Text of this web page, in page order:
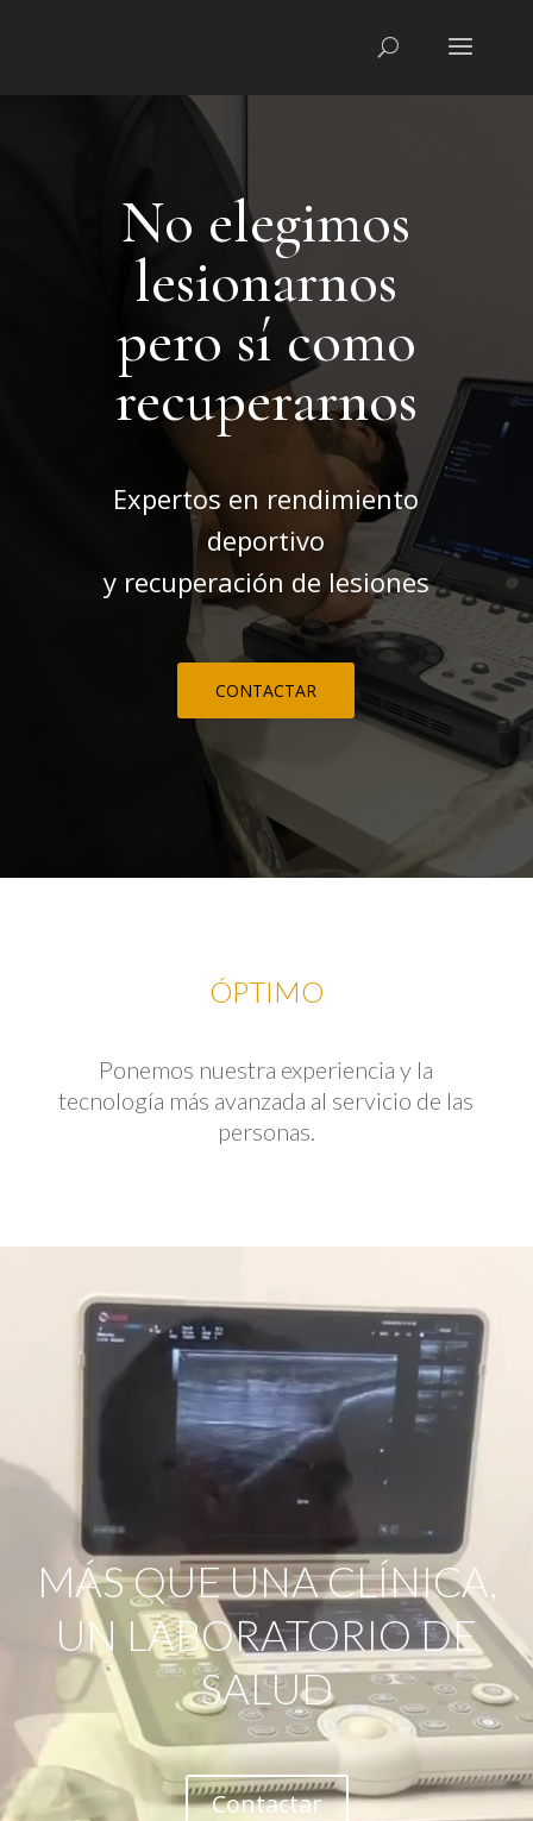
No elegimos
lesionarnos
pero sí como
recuperarnos
Expertos en rendimiento
deportivo
y recuperación de lesiones
CONTACTAR
ÓPTIMO
Ponemos nuestra experiencia y la
tecnología más avanzada al servicio de las
personas.
MÁS QUE UNA CLÍNICA,
UN LABORATORIO DE
SALUD
Contactar